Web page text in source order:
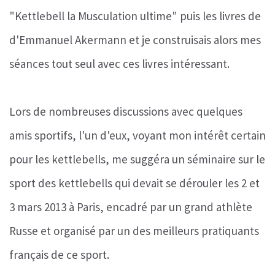
"Kettlebell la Musculation ultime" puis les livres de
d'Emmanuel Akermann et je construisais alors mes
séances tout seul avec ces livres intéressant.
Lors de nombreuses discussions avec quelques
amis sportifs, l'un d'eux, voyant mon intérêt certain
pour les kettlebells, me suggéra un séminaire sur le
sport des kettlebells qui devait se dérouler les 2 et
3 mars 2013 à Paris, encadré par un grand athlète
Russe et organisé par un des meilleurs pratiquants
français de ce sport.